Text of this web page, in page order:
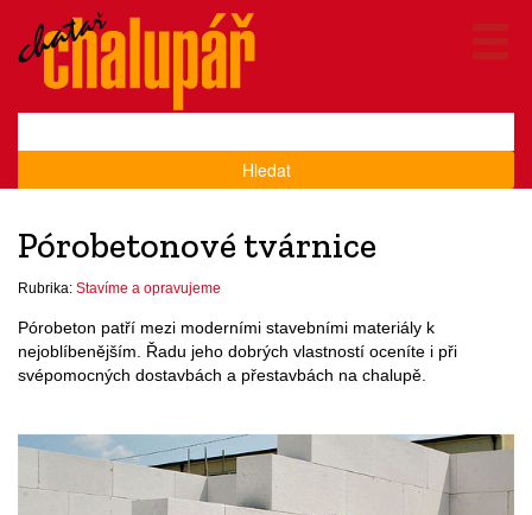
Hledat
Pórobetonové tvárnice
Rubrika: Stavíme a opravujeme
Pórobeton patří mezi moderními stavebními materiály k
nejoblíbenějším. Řadu jeho dobrých vlastností oceníte i při
svépomocných dostavbách a přestavbách na chalupě.